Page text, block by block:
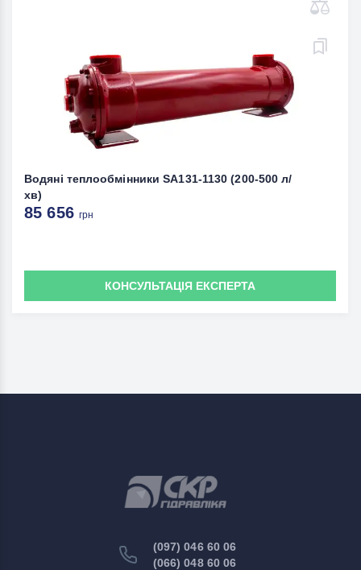
Водяні теплообмінники SA131-1130 (200-500 л/
хв)
85 656грн
КОНСУЛЬТАЦІЯ ЕКСПЕРТА
(097) 046 60 06
(066) 048 60 06